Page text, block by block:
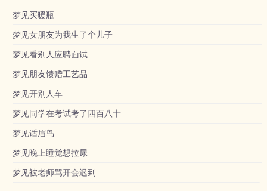
梦见买暖瓶
梦见女朋友为我生了个儿子
梦见看别人应聘面试
梦见朋友馈赠工艺品
梦见开别人车
梦见同学在考试考了四百八十
梦见话眉鸟
梦见晚上睡觉想拉尿
梦见被老师骂开会迟到